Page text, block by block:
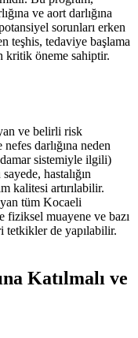
ve aort darlığına
sorunları erken
teşhis, tedaviye başlama
kritik öneme sahiptir.
ve belirli risk
darlığına neden
sistemiyle ilgili)
hastalığın
kalitesi artırılabilir.
tüm Kocaeli
fiziksel muayene ve bazı
tetkikler de yapılabilir.
Katılmalı ve